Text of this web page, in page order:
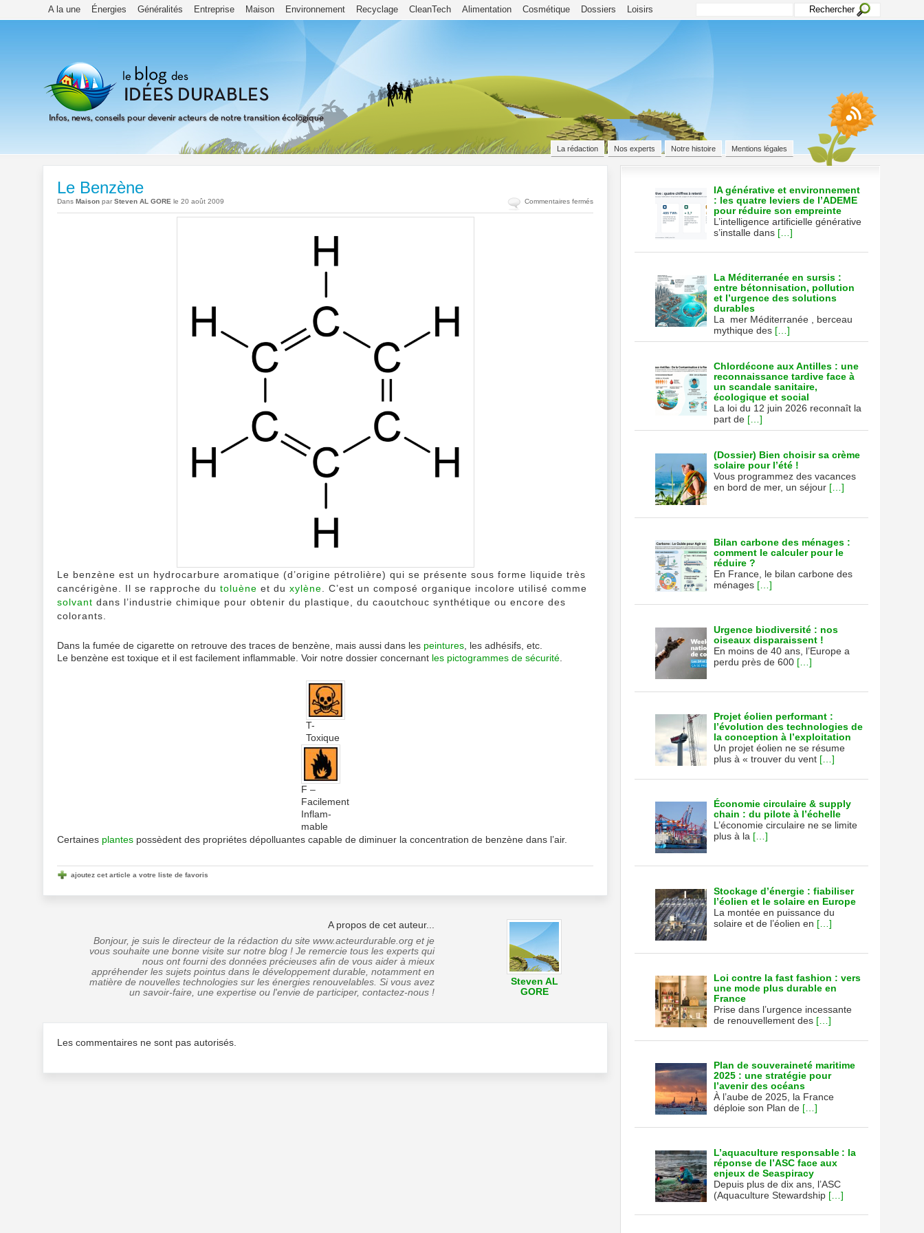
A la une Énergies Généralités Entreprise Maison Environnement Recyclage CleanTech Alimentation Cosmétique Dossiers Loisirs
La rédaction Nos experts Notre histoire Mentions légales
Le Benzène
Dans Maison par Steven AL GORE le 20 août 2009 Commentaires ferméssur
Le
Le benzène est un hydrocarbure aromatique (d’origine pétrolière) qui se présente sous forme liquide très
cancérigène. Il se rapproche du toluène et du xylène . C’est un composé organique incolore utilisé comme
solvant dans l’industrie chimique pour obtenir du plastique, du caoutchouc synthétique ou encore des
colorants.
Dans la fumée de cigarette on retrouve des traces de benzène, mais aussi dans les peintures , les adhésifs, etc.
Le benzène est toxique et il est facilement inflammable. Voir notre dossier concernant les pictogrammes de sécurité
T-
Toxique
F –
Facilement
Inflam-
mable
Certaines plantes possèdent des propriétes dépolluantes capable de diminuer la concentration de benzène dans l’air.
ajoutez cet article a votre liste de favoris
Steven AL
GORE
A propos de cet auteur...
Bonjour, je suis le directeur de la rédaction du site www.acteurdurable.org et je
vous souhaite une bonne visite sur notre blog ! Je remercie tous les experts qui
nous ont fourni des données précieuses afin de vous aider à mieux
appréhender les sujets pointus dans le développement durable, notamment en
matière de nouvelles technologies sur les énergies renouvelables. Si vous avez
un savoir-faire, une expertise ou l'envie de participer, contactez-nous !
Les commentaires ne sont pas autorisés.
IA générative et environnement
: les quatre leviers de l’ADEME
pour réduire son empreinte
L’intelligence artificielle générative
s’installe dans […]
La Méditerranée en sursis :
entre bétonnisation, pollution
et l’urgence des solutions
durables
La mer Méditerranée , berceau
mythique des […]
Chlordécone aux Antilles : une
reconnaissance tardive face à
un scandale sanitaire,
écologique et social
La loi du 12 juin 2026 reconnaît la
part de […]
(Dossier) Bien choisir sa crème
solaire pour l’été !
Vous programmez des vacances
en bord de mer, un séjour […]
Bilan carbone des ménages :
comment le calculer pour le
réduire ?
En France, le bilan carbone des
ménages […]
Urgence biodiversité : nos
oiseaux disparaissent !
En moins de 40 ans, l’Europe a
perdu près de 600 […]
Projet éolien performant :
l’évolution des technologies de
la conception à l’exploitation
Un projet éolien ne se résume
plus à « trouver du vent […]
Économie circulaire & supply
chain : du pilote à l’échelle
L’économie circulaire ne se limite
plus à la […]
Stockage d’énergie : fiabiliser
l’éolien et le solaire en Europe
La montée en puissance du
solaire et de l’éolien en […]
Loi contre la fast fashion : vers
une mode plus durable en
France
Prise dans l’urgence incessante
de renouvellement des […]
Plan de souveraineté maritime
2025 : une stratégie pour
l’avenir des océans
À l’aube de 2025, la France
déploie son Plan de […]
L’aquaculture responsable : la
réponse de l’ASC face aux
enjeux de Seaspiracy
Depuis plus de dix ans, l’ASC
(Aquaculture Stewardship […]